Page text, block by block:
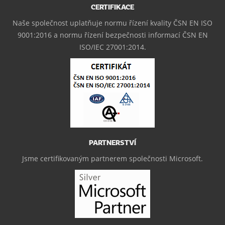
CERTIFIKACE
Naše společnost uplatňuje normu řízení kvality ČSN EN ISO
9001:2016 a normu řízení bezpečnosti informací ČSN EN
ISO/IEC 27001:2014.
PARTNERSTVÍ
Jsme certifikovaným partnerem společnosti Microsoft.